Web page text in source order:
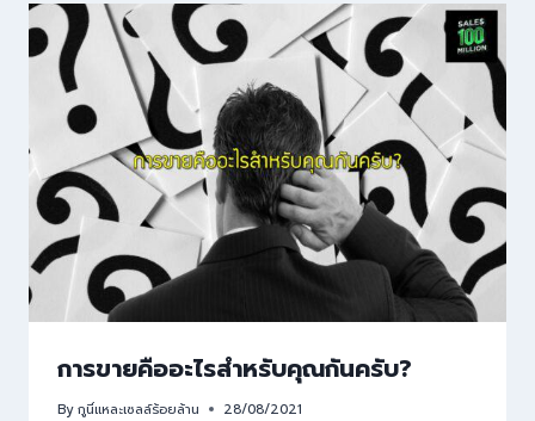
การขายคืออะไรสำหรับคุณกันครับ?
Byกูนี่แหละเซลล์ร้อยล้าน 28/08/2021